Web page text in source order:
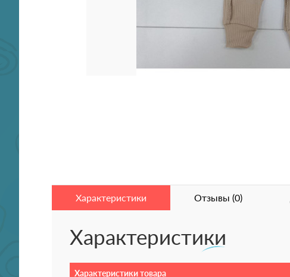
Характеристики Отзывы (0)
Характеристики
Характеристики товара